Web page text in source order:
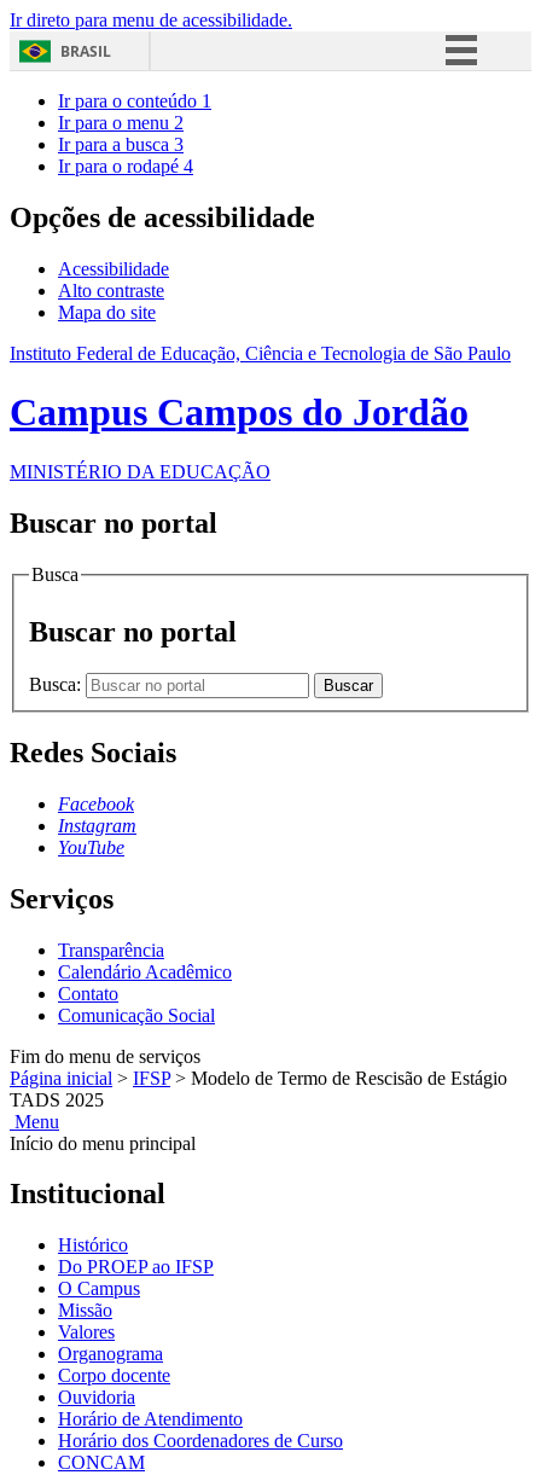
Ir direto para menu de acessibilidade.
BRASIL
Acesso à informação
Ir para o conteúdo 1
Ir para o menu 2
Ir para a busca 3
Ir para o rodapé 4
Opções de acessibilidade
Acessibilidade
Alto contraste
Mapa do site
Instituto Federal de Educação, Ciência e Tecnologia de São Paulo
Campus Campos do Jordão
MINISTÉRIO DA EDUCAÇÃO
Buscar no portal
Busca
Buscar no portal
Busca: Buscar
Redes Sociais
Facebook
Instagram
YouTube
Serviços
Transparência
Calendário Acadêmico
Contato
Comunicação Social
Fim do menu de serviços
Página inicial > IFSP > Modelo de Termo de Rescisão de Estágio
TADS 2025
Menu
Início do menu principal
Institucional
Histórico
Do PROEP ao IFSP
O Campus
Missão
Valores
Organograma
Corpo docente
Ouvidoria
Horário de Atendimento
Horário dos Coordenadores de Curso
CONCAM